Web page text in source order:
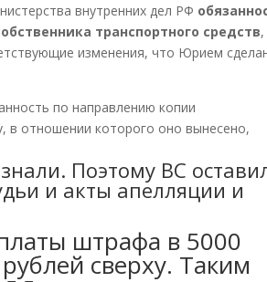
внутренних дел РФ
транспортного средств,
изменения, что Юрием
по направлению копии
в отношении которого оно вынесено,
Поэтому ВС
и акты апелляции и
штрафа в 5000
сверху. Таким